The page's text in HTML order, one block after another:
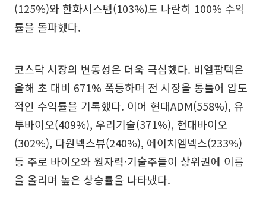
(125%)와 한화시스템(103%)도 나란히 100% 수익
률을 돌파했다.
코스닥 시장의 변동성은 더욱 극심했다. 비엘팜텍은
올해 초 대비 671% 폭등하며 전 시장을 통틀어 압도
적인 수익률을 기록했다. 이어 현대ADM(558%), 유
투바이오(409%), 우리기술(371%), 현대바이오
(302%), 다원넥스뷰(240%), 에이치엠넥스(233%)
등 주로 바이오와 원자력·기술주들이 상위권에 이름
을 올리며 높은 상승률을 나타냈다.